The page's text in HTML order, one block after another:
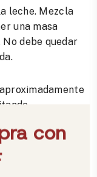
leche. Mezcla
una masa
No debe quedar
holandés
media-alta